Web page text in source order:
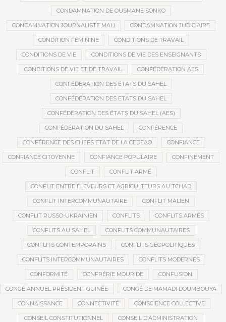
CONDAMNATION DE OUSMANE SONKO
CONDAMNATION JOURNALISTE MALI CONDAMNATION JUDICIAIRE
CONDITION FÉMININE CONDITIONS DE TRAVAIL
CONDITIONS DE VIE CONDITIONS DE VIE DES ENSEIGNANTS
CONDITIONS DE VIE ET DE TRAVAIL CONFÉDÉRATION AES
CONFÉDÉRATION DES ÉTATS DU SAHEL
CONFÉDÉRATION DES ETATS DU SAHEL
CONFÉDÉRATION DES ÉTATS DU SAHEL (AES)
CONFÉDÉRATION DU SAHEL CONFÉRENCE
CONFÉRENCE DES CHEFS ETAT DE LA CEDEAO CONFIANCE
CONFIANCE CITOYENNE CONFIANCE POPULAIRE CONFINEMENT
CONFLIT CONFLIT ARMÉ
CONFLIT ENTRE ÉLEVEURS ET AGRICULTEURS AU TCHAD
CONFLIT INTERCOMMUNAUTAIRE CONFLIT MALIEN
CONFLIT RUSSO-UKRAINIEN CONFLITS CONFLITS ARMÉS
CONFLITS AU SAHEL CONFLITS COMMUNAUTAIRES
CONFLITS CONTEMPORAINS CONFLITS GÉOPOLITIQUES
CONFLITS INTERCOMMUNAUTAIRES CONFLITS MODERNES
CONFORMITÉ CONFRÉRIE MOURIDE CONFUSION
CONGÉ ANNUEL PRÉSIDENT GUINÉE CONGÉ DE MAMADI DOUMBOUYA
CONNAISSANCE CONNECTIVITÉ CONSCIENCE COLLECTIVE
CONSEIL CONSTITUTIONNEL CONSEIL D’ADMINISTRATION